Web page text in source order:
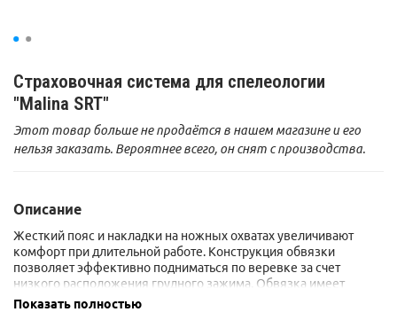
Страховочная система для спелеологии
"Malina SRT"
Этот товар больше не продаётся в нашем магазине и его
нельзя заказать. Вероятнее всего, он снят с производства.
Описание
Жесткий пояс и накладки на ножных охватах увеличивают
комфорт при длительной работе. Конструкция обвязки
позволяет эффективно подниматься по веревке за счет
низкого расположения грудного зажима. Обвязка имеет
четыре большие петли для развески снаряжения.
Показать полностью